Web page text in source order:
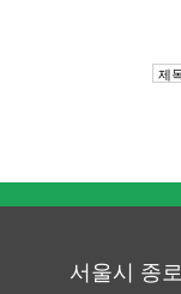
서울시 종